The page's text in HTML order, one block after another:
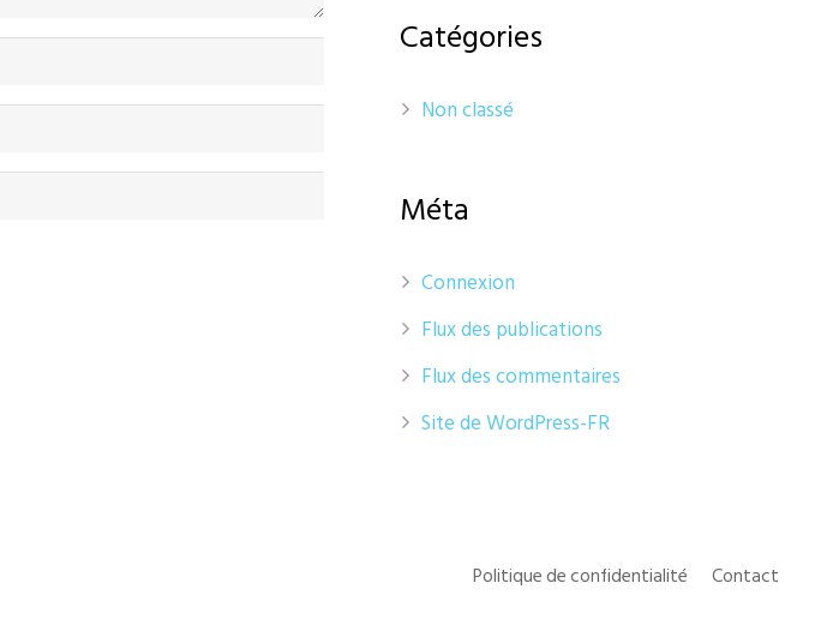
Catégories
Non classé
Méta
Connexion
Flux des publications
Flux des commentaires
Site de WordPress-FR
Politique de confidentialité Contact